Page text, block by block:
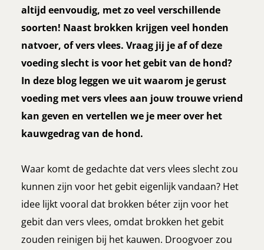
altijd eenvoudig, met zo veel verschillende
soorten! Naast brokken krijgen veel honden
natvoer, of vers vlees. Vraag jij je af of deze
voeding slecht is voor het gebit van de hond?
In deze blog leggen we uit waarom je gerust
voeding met vers vlees aan jouw trouwe vriend
kan geven en vertellen we je meer over het
kauwgedrag van de hond.
Waar komt de gedachte dat vers vlees slecht zou
kunnen zijn voor het gebit eigenlijk vandaan? Het
idee lijkt vooral dat brokken béter zijn voor het
gebit dan vers vlees, omdat brokken het gebit
zouden reinigen bij het kauwen. Droogvoer zou